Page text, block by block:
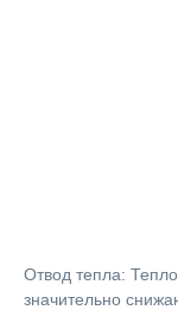
Отвод тепла:
значительно